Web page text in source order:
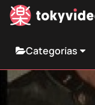
Categorías